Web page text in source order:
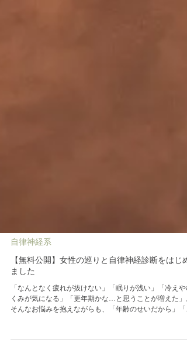
自律神経系
【無料公開】女性の巡りと自律神経診断をはじめ
ました
そんなお悩みを抱えながらも、「年齢のせいだから」「